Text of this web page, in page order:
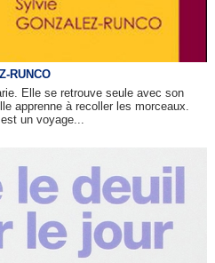
RUNCO
Elle se retrouve seule avec son
apprenne à recoller les morceaux.
un voyage...